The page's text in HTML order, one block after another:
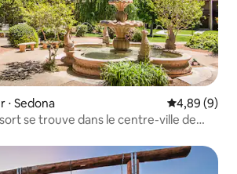
⋅ Sedona Évaluation
4,89 (9)
se trouve dans le centre-ville de